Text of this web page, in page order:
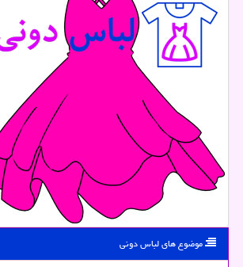
موضوع های لباس دونی